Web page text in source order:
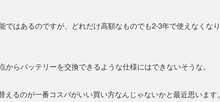
はあるのですが、どれだけ高額なものでも2-3年で使えなくなり
らバッテリーを交換できるような仕様にはできないそうな。
るのが一番コスパがいい買い方なんじゃないかと最近思います。